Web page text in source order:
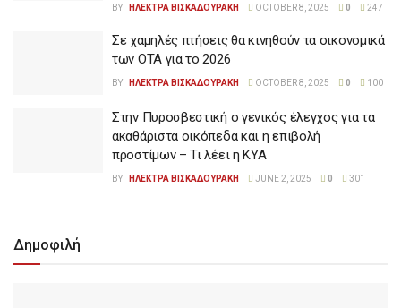
BY ΗΛΕΚΤΡΑ ΒΙΣΚΑΔΟΥΡΑΚΗ OCTOBER 8, 2025 0 247
Σε χαμηλές πτήσεις θα κινηθούν τα οικονομικά
των ΟΤΑ για το 2026
BY ΗΛΕΚΤΡΑ ΒΙΣΚΑΔΟΥΡΑΚΗ OCTOBER 8, 2025 0 100
Στην Πυροσβεστική ο γενικός έλεγχος για τα
ακαθάριστα οικόπεδα και η επιβολή
προστίμων – Τι λέει η ΚΥΑ
BY ΗΛΕΚΤΡΑ ΒΙΣΚΑΔΟΥΡΑΚΗ JUNE 2, 2025 0 301
Δημοφιλή